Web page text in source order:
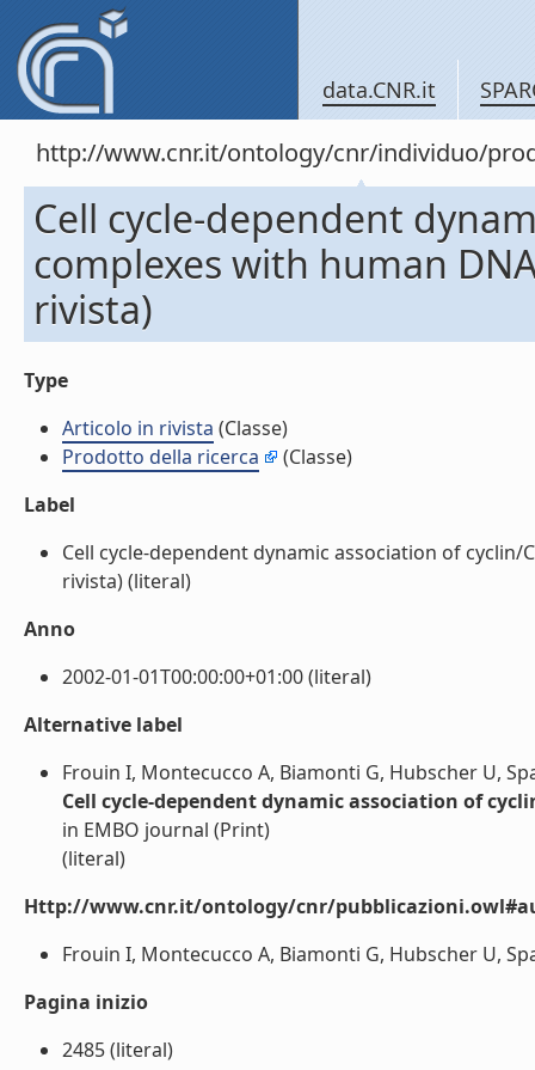
data.CNR.it
http://www.cnr.it/ontology/cnr/individuo/
Cell cycle-dependent
complexes with human
rivista)
Type
Articolo in rivista (Classe)
Prodotto della ricerca
(Classe)
Label
Cell cycle-dependent dynamic association of
rivista) (literal)
Anno
2002-01-01T00:00:00+01:00 (literal)
Alternative label
Frouin I, Montecucco A, Biamonti G, Hubscher U,
Cell cycle-dependent dynamic association of
in EMBO journal (Print)
(literal)
Http://www.cnr.it/ontology/cnr/
Frouin I, Montecucco A, Biamonti G, Hubscher U,
Pagina inizio
2485 (literal)